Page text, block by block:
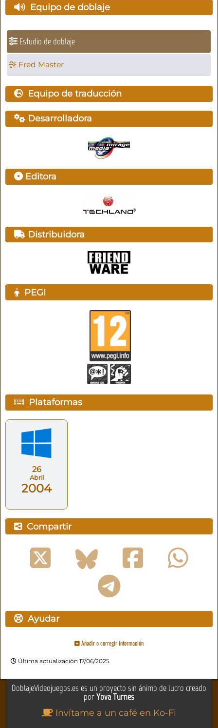
Equipo de doblaje
Estudio de doblaje
Fred Master
Equipo de traducción
Desarrolladora
Editora
Distribuidora
PEGI
Plataformas
26
Abril
2004
Compartir
Ayudar
Añadir o corregir información
Última actualización 17/06/2025
DoblajeVideojuegos.es es un proyecto sin ánimo de lucro creado
porYova Turnes
Invítame a un café en Ko-Fi